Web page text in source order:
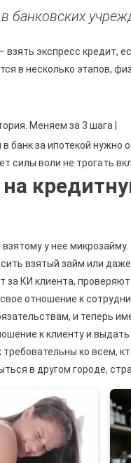
банковских
взять экспресс кредит,
в несколько этапов,
Меняем за 3 шага |
банк за ипотекой нужно
силы воли не трогать
у нее микрозайму.
взятый займ или
за КИ клиента,
отношение к
и теперь
к клиенту и
ко всем,
в другом городе,